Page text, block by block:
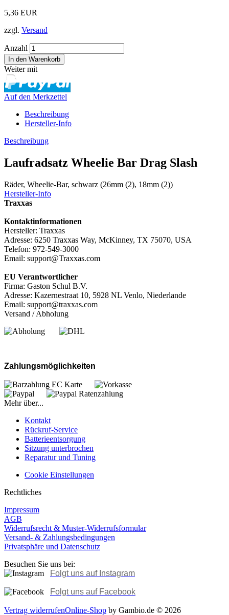
5,36 EUR
zzgl. Versand
Anzahl
Weiter mit
Auf den Merkzettel
Beschreibung
Hersteller-Info
Beschreibung
Laufradsatz Wheelie Bar Drag Slash
Räder, Wheelie-Bar, schwarz (26mm (2), 18mm (2))
Hersteller-Info
Traxxas
Kontaktinformationen
Hersteller: Traxxas
Adresse: 6250 Traxxas Way, McKinney, TX 75070, USA
Telefon: 972-549-3000
Email: support@Traxxas.com
EU Verantwortlicher
Firma: Gaston Schul B.V.
Adresse: Kazernestraat 10, 5928 NL Venlo, Niederlande
Email: support@traxxas.com
Versand / Abholung
Zahlungsmöglichkeiten
Mehr über...
Kontakt
Rückruf-Service
Batterieentsorgung
Sitzung unterbrochen
Reparatur und Tuning
Cookie Einstellungen
Rechtliches
Impressum
AGB
Widerrufsrecht & Muster-Widerrufsformular
Versand- & Zahlungsbedingungen
Privatsphäre und Datenschutz
Besuchen Sie uns bei:
Folgt uns auf Instagram
Folgt uns auf Facebook
Vertrag widerrufenOnline-Shop by Gambio.de © 2026